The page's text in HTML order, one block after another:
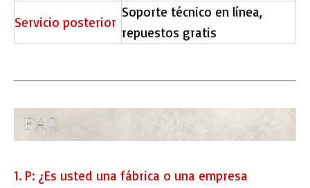
Servicio posterior
Soporte técnico en línea,
repuestos gratis
1. P: ¿Es usted una fábrica o una empresa